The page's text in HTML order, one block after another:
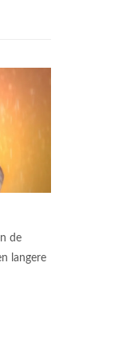
de
langere